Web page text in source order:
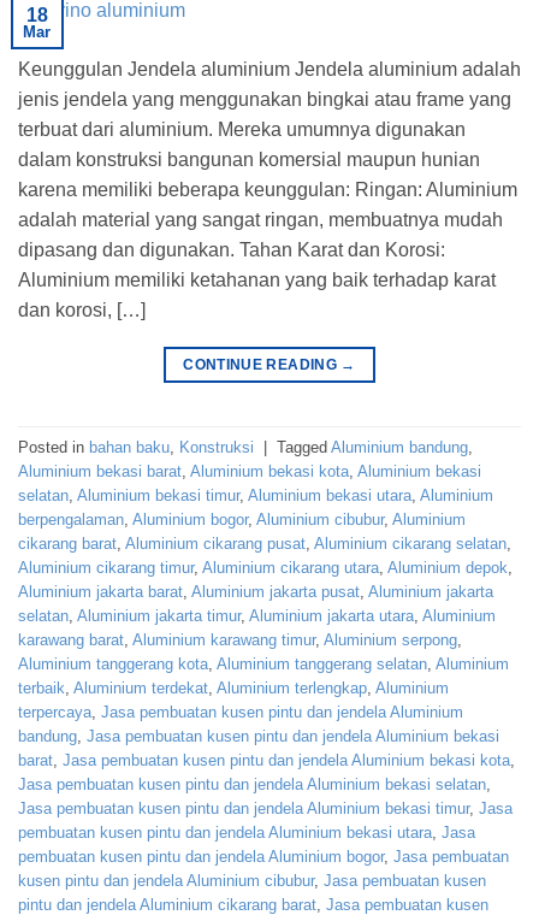
18
Mar
Keunggulan Jendela aluminium Jendela aluminium adalah
jenis jendela yang menggunakan bingkai atau frame yang
terbuat dari aluminium. Mereka umumnya digunakan
dalam konstruksi bangunan komersial maupun hunian
karena memiliki beberapa keunggulan: Ringan: Aluminium
adalah material yang sangat ringan, membuatnya mudah
dipasang dan digunakan. Tahan Karat dan Korosi:
Aluminium memiliki ketahanan yang baik terhadap karat
dan korosi, […]
CONTINUE READING →
Posted in bahan baku Konstruksi Tagged Aluminium bandung
Aluminium bekasi barat Aluminium bekasi kota Aluminium bekasi
selatan Aluminium bekasi timur, Aluminium bekasi utara Aluminium
berpengalaman Aluminium bogor, Aluminium cibubur, Aluminium
cikarang barat Aluminium cikarang pusat Aluminium cikarang selatan
Aluminium cikarang timur, Aluminium cikarang utara Aluminium depok
Aluminium jakarta barat Aluminium jakarta pusat Aluminium jakarta
selatan Aluminium jakarta timur, Aluminium jakarta utara Aluminium
karawang barat Aluminium karawang timur, Aluminium serpong
Aluminium tanggerang kota Aluminium tanggerang selatan Aluminium
terbaik Aluminium terdekat Aluminium terlengkap Aluminium
terpercaya Jasa pembuatan kusen pintu dan jendela Aluminium
bandung Jasa pembuatan kusen pintu dan jendela Aluminium bekasi
barat Jasa pembuatan kusen pintu dan jendela Aluminium bekasi kota
Jasa pembuatan kusen pintu dan jendela Aluminium bekasi selatan
Jasa pembuatan kusen pintu dan jendela Aluminium bekasi timur, Jasa
pembuatan kusen pintu dan jendela Aluminium bekasi utara Jasa
pembuatan kusen pintu dan jendela Aluminium bogor, Jasa pembuatan
kusen pintu dan jendela Aluminium cibubur, Jasa pembuatan kusen
pintu dan jendela Aluminium cikarang barat Jasa pembuatan kusen